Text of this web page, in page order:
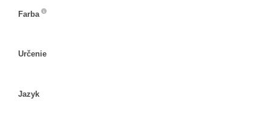
Farba
Určenie
Jazyk